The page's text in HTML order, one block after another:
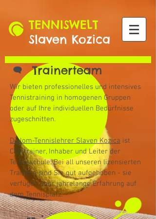
TENNISWELT
Slaven Kozica
Trainerteam
Wir bieten professionelles und intensives
Tennistraining in homogenen Gruppen
oder auf Ihre individuellen Bedürfnisse
zugeschnitten.
Diplom-Tennislehrer Slaven Kozica ist
Cheftrainer, Inhaber und Leiter der
Tennisschule. Bei all unseren lizensierten
Trainern sind Sie gut aufgehoben - sie
verfügen über jahrelange Erfahrung auf
dem Tennisplatz.
Slaven Kozica